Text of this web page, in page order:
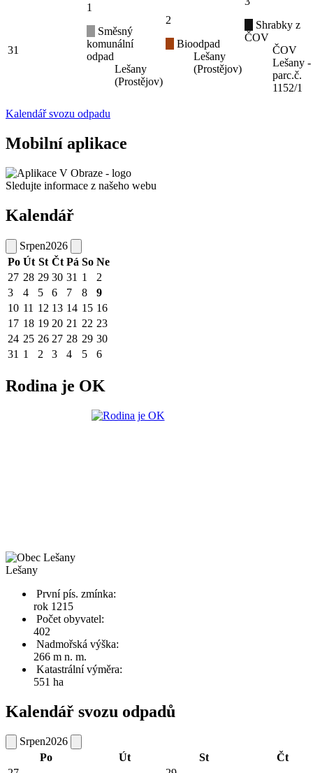
31
1
Směsný
komunální
odpad
Lešany
(Prostějov)
2
Bioodpad
Lešany
(Prostějov)
Shrabky z
ČOV
ČOV
Lešany -
parc.č.
1152/1
Kalendář svozu odpadu
Mobilní aplikace
Sledujte informace z našeho webu
Kalendář
Srpen2026
Po Út St Čt Pá So Ne
27 28 29 30 31 1
2
3
4 5 6 7 8
9
10 11 12 13 14 15 16
17 18 19 20 21 22 23
24 25 26 27 28 29 30
31 1 2 3 4 5 6
Rodina je OK
Lešany
První pís. zmínka:
rok 1215
Počet obyvatel:
402
Nadmořská výška:
266 m n. m.
Katastrální výměra:
551 ha
Kalendář svozu odpadů
Srpen2026
Po
Út St
Čt